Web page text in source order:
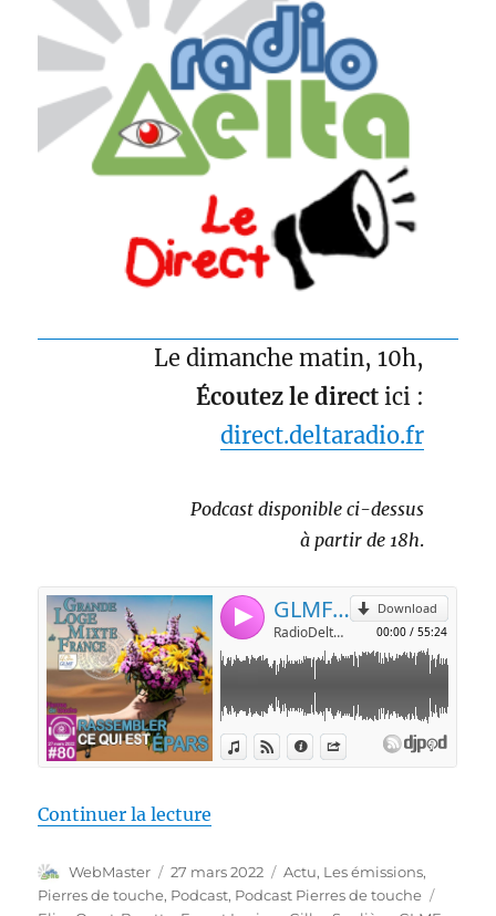
Le dimanche matin, 10h,
Écoutez le direct ici :
direct.deltaradio.fr
Podcast disponible ci-dessus
à partir de 18h.
Continuer la lecture
Auteur
WebMaster
Publié
le
27 mars 2022 Catégories
Actu, Les émissions,
Pierres de touche, Podcast, Podcast Pierres de touche